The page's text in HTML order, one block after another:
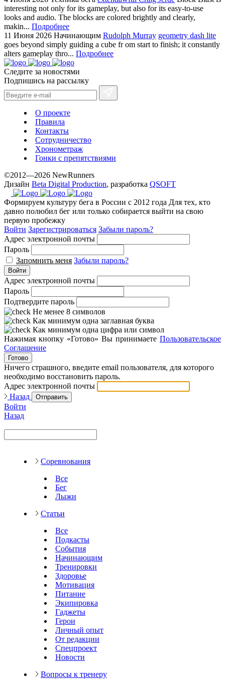
interesting not only for its gameplay, but also for its easy-to-use
looks and audio. The blocks are colored brightly and clearly,
makin... Подробнее
11 Июня 2026 Начинающим Rudolph Murray geometry dash lite
goes beyond simply guiding a cube fr om start to finish; it constantly
alters gameplay thro... Подробнее
Следите за новостями
Подпишись на рассылку
О проекте
Правила
Контакты
Сотрудничество
Хронометраж
Гонки с препятствиями
©2012—2026 NewRunners
Дизайн Beta Digital Production, разработка QSOFT
Формируем культуру бега в России с 2012 года Для тех, кто
давно полюбил бег или только собирается выйти на свою
первую пробежку
Войти Зарегистрироваться Забыли пароль?
Адрес электронной почты
Пароль
Запомнить меня Забыли пароль?
Войти
Адрес электронной почты
Пароль
Подтвердите пароль
Не менее 8 символов
Как минимум одна заглавная буква
Как минимум одна цифра или символ
Нажимая кнопку «Готово» Вы принимаете Пользовательское
Соглашение
Готово
Ничего страшного, введите email пользователя, для которого
необходимо восстановить пароль.
Адрес электронной почты
Назад
Отправить
Войти
Назад
Соревнования
Все
Бег
Лыжи
Статьи
Все
Подкасты
События
Начинающим
Тренировки
Здоровье
Мотивация
Питание
Экипировка
Гаджеты
Герои
Личный опыт
От редакции
Спецпроект
Новости
Вопросы к тренеру